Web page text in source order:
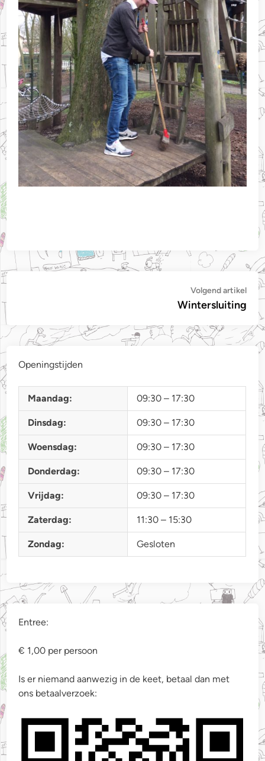
Volgend artikel
Wintersluiting
Openingstijden
Maandag: 09:30 – 17:30
Dinsdag: 09:30 – 17:30
Woensdag: 09:30 – 17:30
Donderdag: 09:30 – 17:30
Vrijdag: 09:30 – 17:30
Zaterdag: 11:30 – 15:30
Zondag: Gesloten
Entree:
€ 1,00 per persoon
Is er niemand aanwezig in de keet, betaal dan met
ons betaalverzoek: